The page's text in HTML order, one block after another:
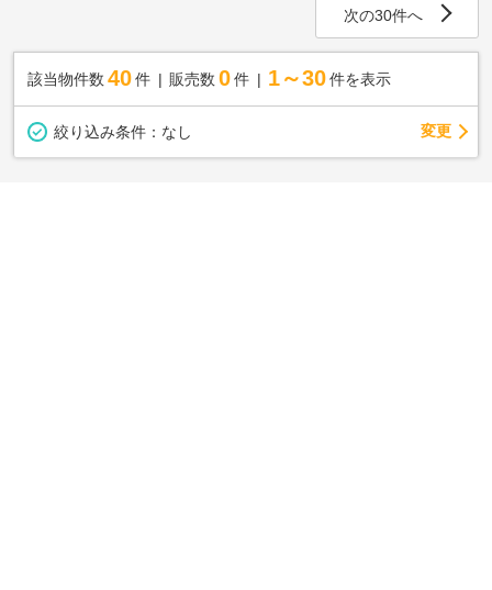
次の30件へ
該当物件数 40件 販売数 0 件 1～30 件を表示
絞り込み条件： なし 変更